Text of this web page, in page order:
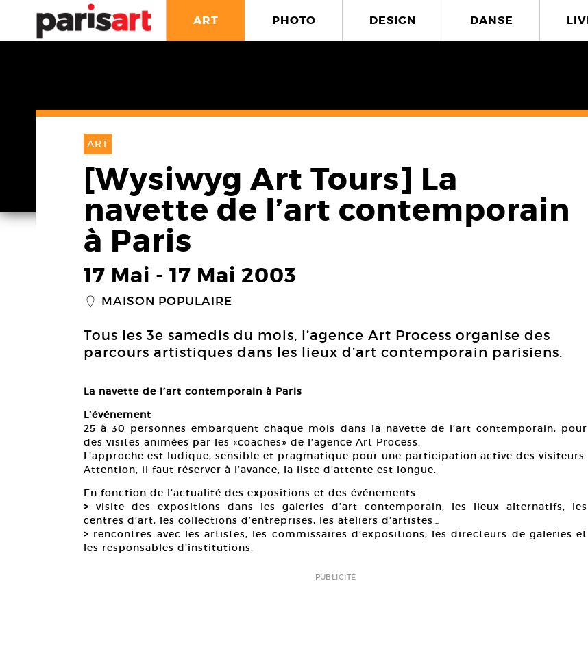
ART PHOTO DESIGN DANSE
ART
[Wysiwyg Art Tours] La
navette de l’art contemporain
à Paris
17 Mai - 17 Mai 2003
_ MAISON POPULAIRE
Tous les 3e samedis du mois, l’agence Art Process organise des
parcours artistiques dans les lieux d’art contemporain parisiens.
La navette de l’art contemporain à Paris
L’événement
25 à 30 personnes embarquent chaque mois dans la navette de l’art contemporain, pour
des visites animées par les «coaches» de l’agence Art Process.
L’approche est ludique, sensible et pragmatique pour une participation active des visiteurs.
Attention, il faut réserver à l’avance, la liste d’attente est longue.
En fonction de l’actualité des expositions et des événements:
> visite des expositions dans les galeries d’art contemporain, les lieux alternatifs, les
centres d’art, les collections d’entreprises, les ateliers d’artistes…
> rencontres avec les artistes, les commissaires d’expositions, les directeurs de galeries et
les responsables d’institutions.
PUBLICITÉ